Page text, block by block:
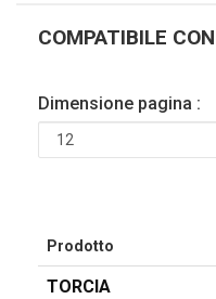
COMPATIBILE CON
Dimensione pagina :
Prodotto
TORCIA